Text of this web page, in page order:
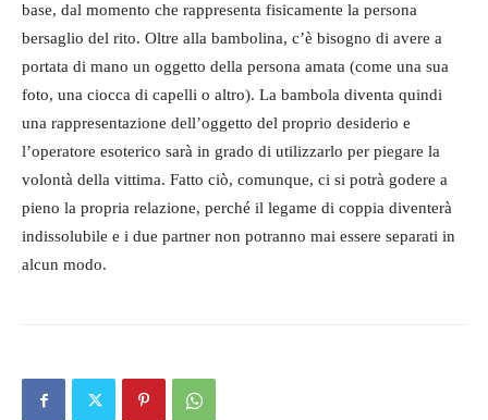
base, dal momento che rappresenta fisicamente la persona
bersaglio del rito. Oltre alla bambolina, c’è bisogno di avere a
portata di mano un oggetto della persona amata (come una sua
foto, una ciocca di capelli o altro). La bambola diventa quindi
una rappresentazione dell’oggetto del proprio desiderio e
l’operatore esoterico sarà in grado di utilizzarlo per piegare la
volontà della vittima. Fatto ciò, comunque, ci si potrà godere a
pieno la propria relazione, perché il legame di coppia diventerà
indissolubile e i due partner non potranno mai essere separati in
alcun modo.